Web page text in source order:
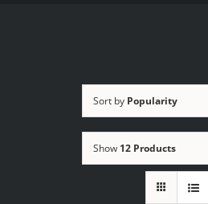
Sort by Popularity
Show 12 Products